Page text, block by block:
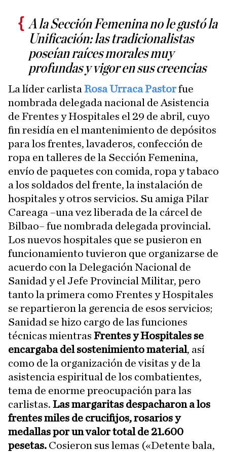
A la Sección Femenina no le gustó la
Unificación: las tradicionalistas
poseían raíces morales muy
profundas y vigor en sus creencias
La líder carlista Rosa Urraca Pastorfue
nombrada delegada nacional de Asistencia
de Frentes y Hospitales el 29 de abril, cuyo
fin residía en el mantenimiento de depósitos
para los frentes, lavaderos, confección de
ropa en talleres de la Sección Femenina,
envío de paquetes con comida, ropa y tabaco
a los soldados del frente, la instalación de
hospitales y otros servicios. Su amiga Pilar
Careaga –una vez liberada de la cárcel de
Bilbao– fue nombrada delegada provincial.
Los nuevos hospitales que se pusieron en
funcionamiento tuvieron que organizarse de
acuerdo con la Delegación Nacional de
Sanidad y el Jefe Provincial Militar, pero
tanto la primera como Frentes y Hospitales
se repartieron la gerencia de esos servicios;
Sanidad se hizo cargo de las funciones
técnicas mientras Frentes y Hospitales se
encargaba del sostenimiento material, así
como de la organización de visitas y de la
asistencia espiritual de los combatientes,
tema de enorme preocupación para las
carlistas. Las margaritas despacharon a los
frentes miles de crucifijos, rosarios y
medallas por un valor total de 21.600
pesetas. Cosieron sus lemas («Detente bala,